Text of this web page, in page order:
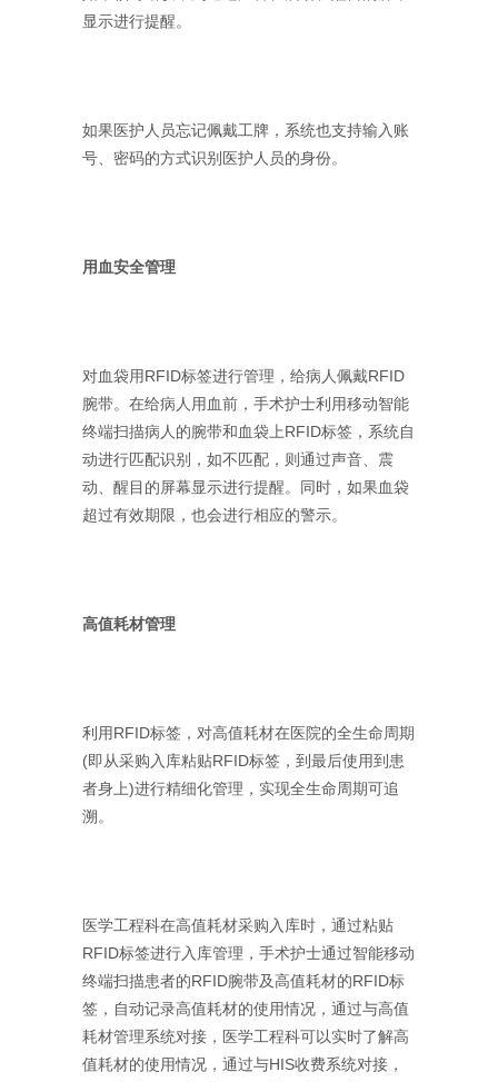
显示进行提醒。
如果医护人员忘记佩戴工牌，系统也支持输入账
号、密码的方式识别医护人员的身份。
用血安全管理
对血袋用RFID标签进行管理，给病人佩戴RFID
腕带。在给病人用血前，手术护士利用移动智能
终端扫描病人的腕带和血袋上RFID标签，系统自
动进行匹配识别，如不匹配，则通过声音、震
动、醒目的屏幕显示进行提醒。同时，如果血袋
超过有效期限，也会进行相应的警示。
高值耗材管理
利用RFID标签，对高值耗材在医院的全生命周期
(即从采购入库粘贴RFID标签，到最后使用到患
者身上)进行精细化管理，实现全生命周期可追
溯。
医学工程科在高值耗材采购入库时，通过粘贴
RFID标签进行入库管理，手术护士通过智能移动
终端扫描患者的RFID腕带及高值耗材的RFID标
签，自动记录高值耗材的使用情况，通过与高值
耗材管理系统对接，医学工程科可以实时了解高
值耗材的使用情况，通过与HIS收费系统对接，